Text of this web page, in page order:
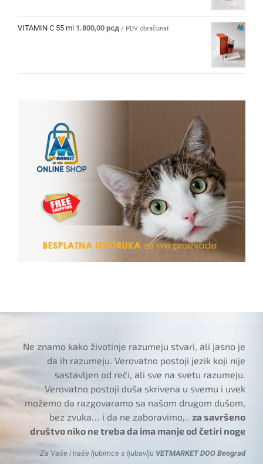
VITAMIN C 55 ml 1.800,00 рсд / PDV obračunat
Ne znamo kako životinje razumeju stvari, ali jasno je
da ih razumeju. Verovatno postoji jezik koji nije
sastavljen od reči, ali sve na svetu razumeju.
Verovatno postoji duša skrivena u svemu i uvek
možemo da razgovaramo sa našom drugom dušom,
bez zvuka… i da ne zaboravimo,..za savršeno
društvo niko ne treba da ima manje od četiri noge
Za Vaše i naše ljubimce s ljubavlju VETMARKET DOO Beograd